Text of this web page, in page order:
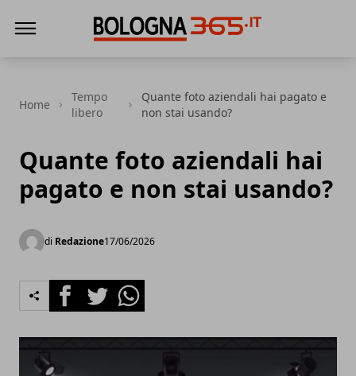
Home
Tempo
libero
Quante foto aziendali hai pagato e
non stai usando?
Quante foto aziendali hai
pagato e non stai usando?
di Redazione17/06/2026
FacebookTwitterWhatsapp